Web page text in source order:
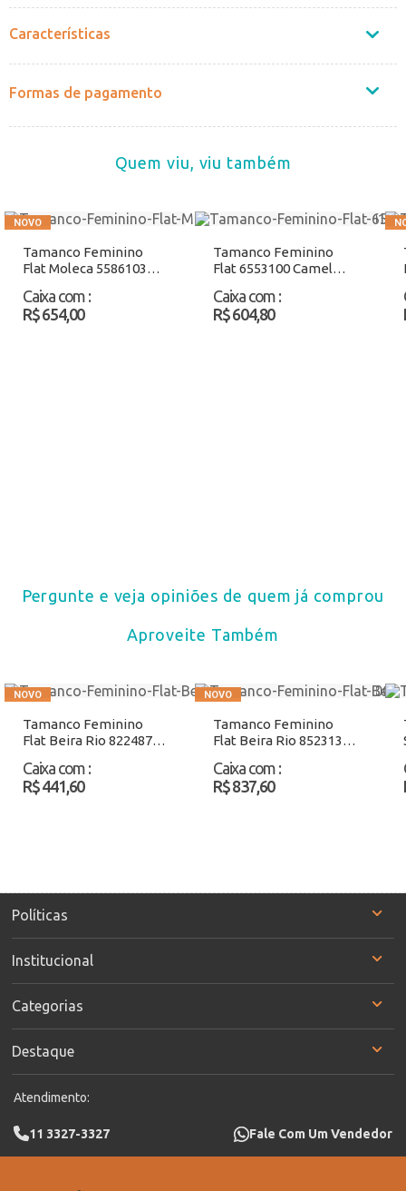
Características
Formas de pagamento
Quem viu, viu também
Tamanco Feminino
Flat Moleca 5586103
Caixa com :
R$ 654,00
Tamanco Feminino
Flat 6553100 Camel
Caixa com :
R$ 604,80
Pergunte e veja opiniões de quem já comprou
Aproveite Também
Tamanco Feminino
Flat Beira Rio 8224873
Caixa com :
R$ 441,60
Tamanco Feminino
Flat Beira Rio 8523130
Caixa com :
R$ 837,60
Políticas
Institucional
Categorias
Destaque
Atendimento:
11 3327-3327 Fale Com Um Vendedor